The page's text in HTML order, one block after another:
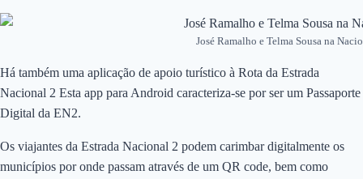
José Ramalho e Telma Sousa na
Há também uma aplicação de apoio turístico à Rota da Estrada
Nacional 2 Esta app para Android caracteriza-se por ser um Passaporte
Digital da EN2.
Os viajantes da Estrada Nacional 2 podem carimbar digitalmente os
municípios por onde passam através de um QR code, bem como